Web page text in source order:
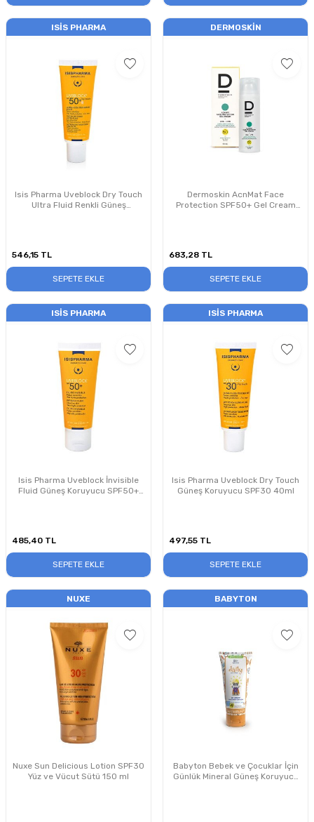
ISIS PHARMA
Isis Pharma Uveblock Dry Touch
Ultra Fluid Renkli Güneş
546,15 TL
SEPETE EKLE
DERMOSKIN
Dermoskin AcnMat Face
Protection SPF50+ Gel Cream
683,28 TL
SEPETE EKLE
ISIS PHARMA
Isis Pharma Uveblock İnvisible
Fluid Güneş Koruyucu SPF50+
485,40 TL
SEPETE EKLE
ISIS PHARMA
Isis Pharma Uveblock Dry Touch
Güneş Koruyucu SPF30 40ml
497,55 TL
SEPETE EKLE
NUXE
Nuxe Sun Delicious Lotion SPF30
Yüz ve Vücut Sütü 150 ml
BABYTON
Babyton Bebek ve Çocuklar İçin
Günlük Mineral Güneş Koruyucu